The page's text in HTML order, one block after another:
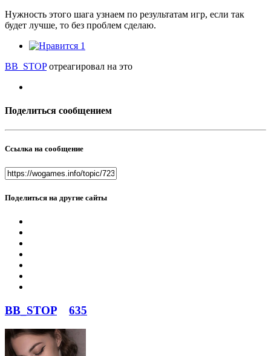
Нужность этого шага узнаем по результатам игр, если так
будет лучше, то без проблем сделаю.
1
BB_STOPотреагировал на это
Поделиться сообщением
Ссылка на сообщение
Поделиться на другие сайты
BB_STOP 635